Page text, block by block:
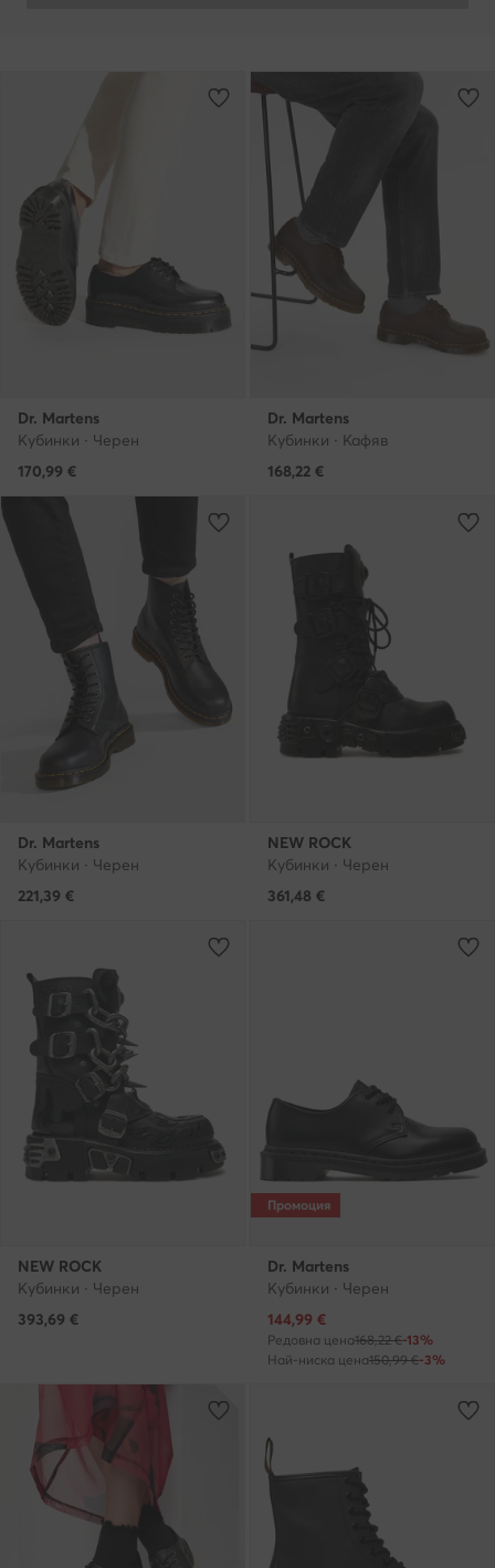
Dr. Martens
Кубинки · Черен
170,99 €
Dr. Martens
Кубинки · Кафяв
168,22 €
Dr. Martens
Кубинки · Черен
221,39 €
NEW ROCK
Кубинки · Черен
361,48 €
NEW ROCK
Кубинки · Черен
393,69 €
Промоция
Dr. Martens
Кубинки · Черен
Актуална цена
144,99 €
Редовна цена168,22 €-13%
Най-ниска цена150,99 €-3%